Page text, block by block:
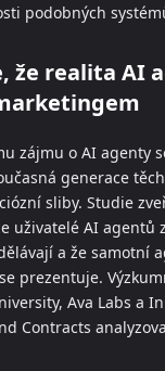
podobných
že realita AI
zájmu o AI agenty
generace
sliby. Studie
uživatelé AI agentů
a že samotní
prezentuje.
Ava Labs a
Contracts